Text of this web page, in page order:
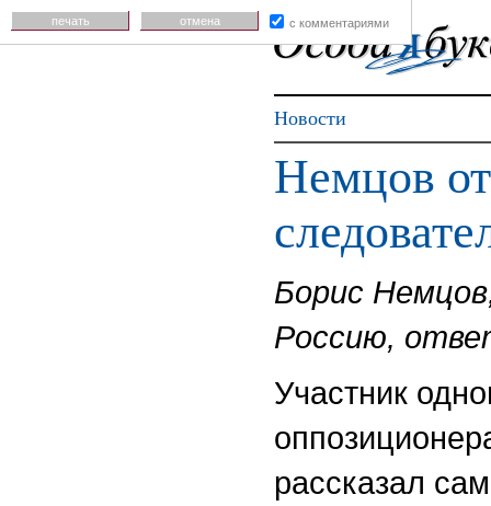
Новости
Немцов
Борис
Россию,
Участник
рассказал
печать отмена с комментариями